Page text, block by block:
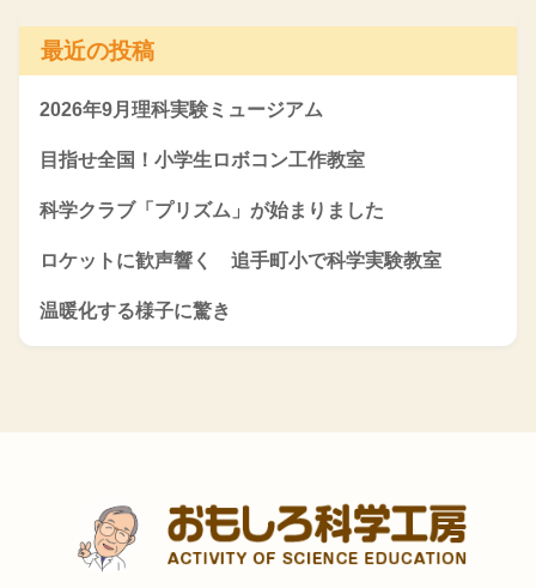
最近の投稿
2026年9月理科実験ミュージアム
目指せ全国！小学生ロボコン工作教室
科学クラブ「プリズム」が始まりました
ロケットに歓声響く 追手町小で科学実験教室
温暖化する様子に驚き